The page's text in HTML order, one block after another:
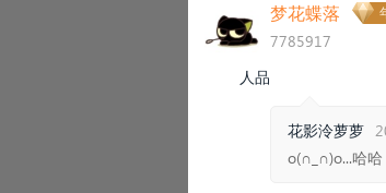
梦花蝶落
7785917
人品
花影泠萝萝
o(∩_∩)o...哈哈